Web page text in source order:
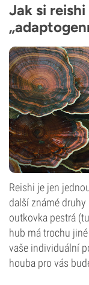
Jak si
Reishi je jen
další známé
outkovka pestrá
hub má trochu
vaše individuální
houba pro vás